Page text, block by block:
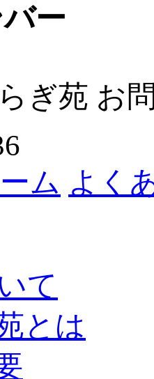
ー
ぎ苑 お
ム よく
て
とは